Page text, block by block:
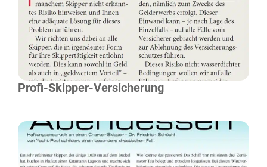
Mehr Lesen
Profi-Skipper-Versicherung